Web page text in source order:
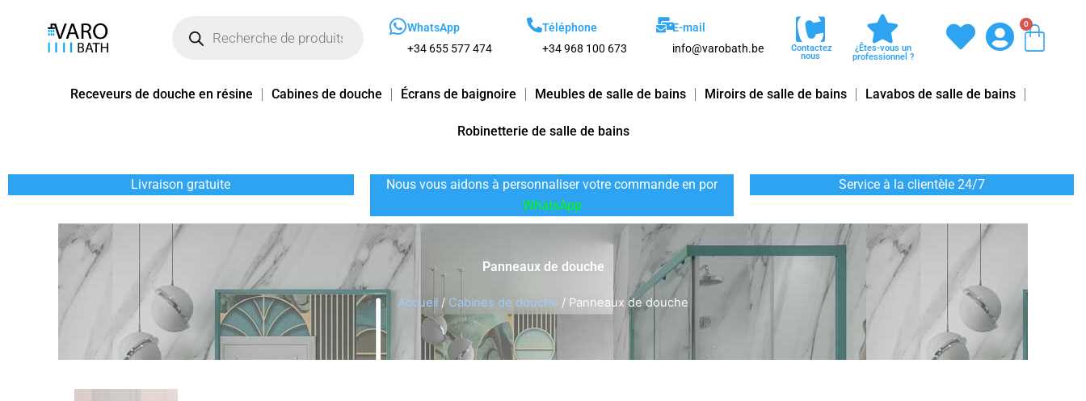
contenu
produits
WhatsApp
+34 655 577 474
Téléphone
+34 968 100 673
E-mail
info@varobath.be
Contactez
nous
¿Êtes-vous un
professionnel ?
0
Receveurs de douche en résine Cabines de douche Écrans de baignoire Meubles de salle de bains Miroirs de salle de bains Lavabos de salle de bains
Robinetterie de salle de bains
Livraison gratuite
Nous vous aidons à personnaliser votre commande en por
WhatsApp
Service à la clientèle 24/7
Panneaux de douche
Accueil / Cabines de douche / Panneaux de douche